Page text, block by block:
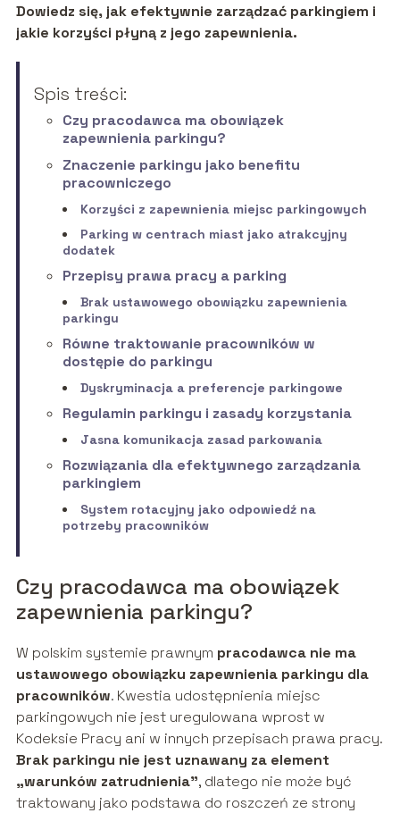
Dowiedz się, jak efektywnie zarządzać parkingiem i
jakie korzyści płyną z jego zapewnienia.
Spis treści:
Czy pracodawca ma obowiązek
zapewnienia parkingu?
Znaczenie parkingu jako benefitu
pracowniczego
Korzyści z zapewnienia miejsc parkingowych
Parking w centrach miast jako atrakcyjny
dodatek
Przepisy prawa pracy a parking
Brak ustawowego obowiązku zapewnienia
parkingu
Równe traktowanie pracowników w
dostępie do parkingu
Dyskryminacja a preferencje parkingowe
Regulamin parkingu i zasady korzystania
Jasna komunikacja zasad parkowania
Rozwiązania dla efektywnego zarządzania
parkingiem
System rotacyjny jako odpowiedź na
potrzeby pracowników
Czy pracodawca ma obowiązek
zapewnienia parkingu?
W polskim systemie prawnym pracodawca nie ma
ustawowego obowiązku zapewnienia parkingu dla
pracowników. Kwestia udostępnienia miejsc
parkingowych nie jest uregulowana wprost w
Kodeksie Pracy ani w innych przepisach prawa pracy.
Brak parkingu nie jest uznawany za element
„warunków zatrudnienia”, dlatego nie może być
traktowany jako podstawa do roszczeń ze strony